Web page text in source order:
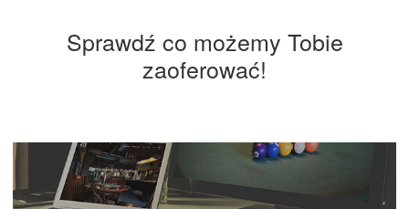
Sprawdź co możemy Tobie
zaoferować!